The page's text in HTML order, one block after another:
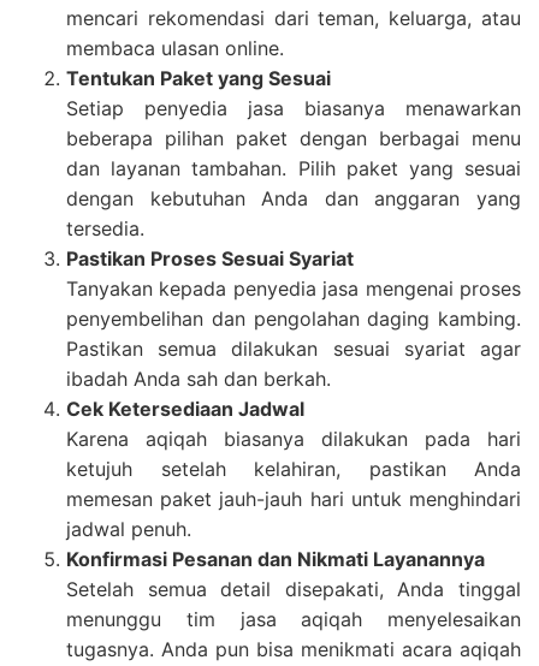
mencari rekomendasi dari teman, keluarga, atau
membaca ulasan online.
Tentukan Paket yang Sesuai
Setiap penyedia jasa biasanya menawarkan
beberapa pilihan paket dengan berbagai menu
dan layanan tambahan. Pilih paket yang sesuai
dengan kebutuhan Anda dan anggaran yang
tersedia.
Pastikan Proses Sesuai Syariat
Tanyakan kepada penyedia jasa mengenai proses
penyembelihan dan pengolahan daging kambing.
Pastikan semua dilakukan sesuai syariat agar
ibadah Anda sah dan berkah.
Cek Ketersediaan Jadwal
Karena aqiqah biasanya dilakukan pada hari
ketujuh setelah kelahiran, pastikan Anda
memesan paket jauh-jauh hari untuk menghindari
jadwal penuh.
Konfirmasi Pesanan dan Nikmati Layanannya
Setelah semua detail disepakati, Anda tinggal
menunggu tim jasa aqiqah menyelesaikan
tugasnya. Anda pun bisa menikmati acara aqiqah